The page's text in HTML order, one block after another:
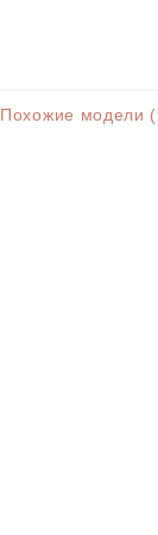
Похожие модели (